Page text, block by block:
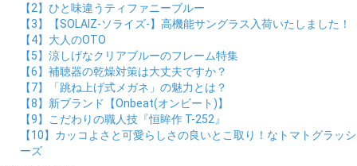
【2】ひと味違うティファニーブルー
【3】【SOLAIZ-ソライズ-】高機能サングラス入荷いたしました！
【4】大人のOTO
【5】涼しげなクリアブルーのフレーム特集
【6】補聴器の乾燥対策は大丈夫ですか？
【7】「跳ね上げ式メガネ」の魅力とは？
【8】新ブランド【Onbeat(オンビート)】
【9】こだわりの職人技『恒眸作 T-252』
【10】カッコよさと可愛らしさの良いとこ取り！なトマトグラッシ
ーズ